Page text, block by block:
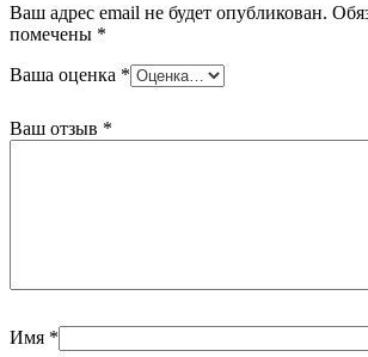
Ваш адрес email не будет опубликован.
помечены *
Ваша оценка *
Ваш отзыв *
Имя *